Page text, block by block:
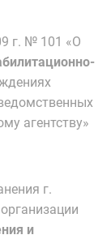
г. № 101 «О
агентству»
г.
и